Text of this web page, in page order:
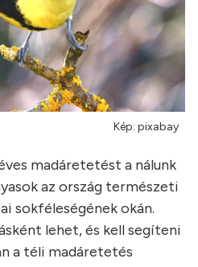
Kép: pixabay
madáretetést a nálunk
az ország természeti
sokféleségének okán.
lehet, és kell segíteni
a téli madáretetés